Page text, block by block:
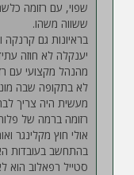
שפוי, עם רזומה
ששווה משהו.
בראיונות גם קרנקה
יענקלה לא חוזה
מהנהל מקצועי עם
לא בתקופה שבה
מעשית היה צריך
רזומה ברמה של
אולי חוץ מקלינגר
בהתחשב בעובדות
סטייל רפאלוב הוא